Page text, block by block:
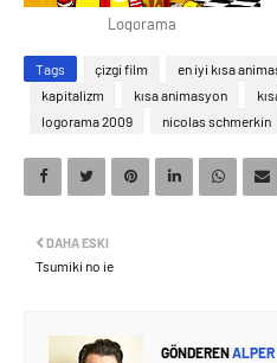
Logorama
Tags çizgi film en iyi kısa
kapitalizm
kısa animasyon
logorama 2009
nicolas schmerkin
DAHA ESKI
Tsumiki no ie
GÖNDERENALPER